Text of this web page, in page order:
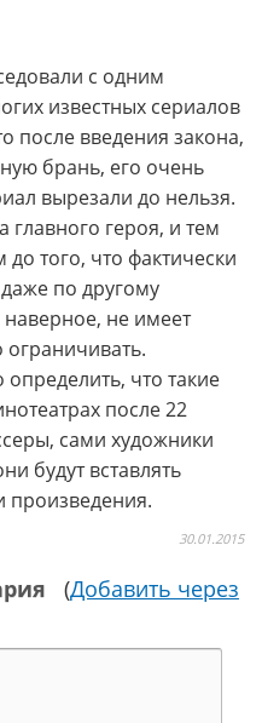
с одним
известных сериалов
после введения закона,
брань, его очень
вырезали до нельзя.
главного героя, и тем
того, что фактически
по другому
не имеет
ограничивать.
что такие
после 22
сами художники
будут вставлять
произведения.
30.01.2015
(Добавить через